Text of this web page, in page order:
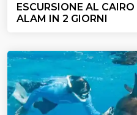
ESCURSIONE AL
ALAM IN 2 GIORNI